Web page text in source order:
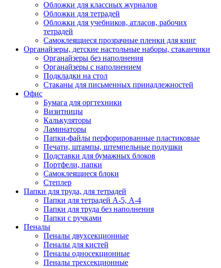
Обложки для классных журналов
Обложки для тетрадей
Обложки для учебников, атласов, рабочих
тетрадей
Самоклеящиеся прозрачные пленки для книг
Органайзеры, детские настольные наборы, стаканчики
Органайзеры без наполнения
Органайзеры с наполнением
Подкладки на стол
Стаканы для письменных принадлежностей
Офис
Бумага для оргтехники
Визитницы
Калькуляторы
Ламинаторы
Папки-файлы перфорированные пластиковые
Печати, штампы, штемпельные подушки
Подставки для бумажных блоков
Портфели, папки
Самоклеящиеся блоки
Степлер
Папки для труда, для тетрадей
Папки для тетрадей А-5, А-4
Папки для труда без наполнения
Папки с ручками
Пеналы
Пеналы двухсекционные
Пеналы для кистей
Пеналы односекционные
Пеналы трехсекционные